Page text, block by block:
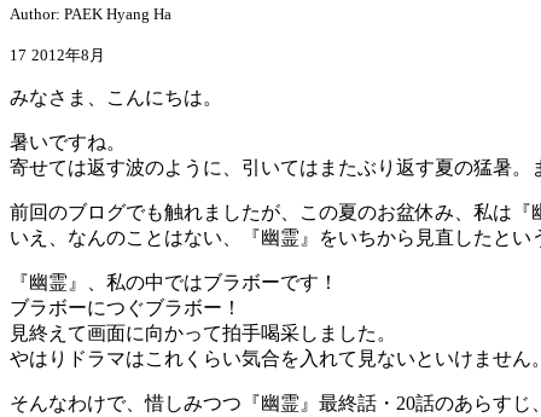
Author: PAEK Hyang Ha
17 2012年8月
みなさま、こんにちは。
暑いですね。
寄せては返す波のように、引いてはまたぶり返す夏の猛暑。
前回のブログでも触れましたが、この夏のお盆休み、私は『
いえ、なんのことはない、『幽霊』をいちから見直したとい
『幽霊』、私の中ではブラボーです！
ブラボーにつぐブラボー！
見終えて画面に向かって拍手喝采しました。
やはりドラマはこれくらい気合を入れて見ないといけません
そんなわけで、惜しみつつ『幽霊』最終話・20話のあらすじ